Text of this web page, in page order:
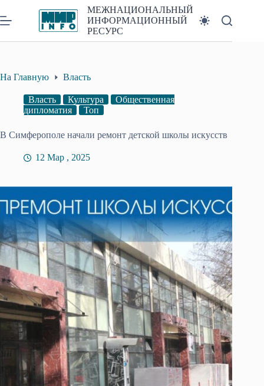
к
сути
МЕЖНАЦИОНАЛЬНЫЙ
ИНФОРМАЦИОННЫЙ
РЕСУРС
На Главную Власть
Власть Культура
Общественная
дипломатия
Топ
В Симферополе начали ремонт детской школы искусств
12 Мар , 2025